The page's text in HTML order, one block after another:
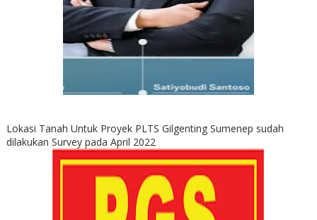
Lokasi Tanah Untuk Proyek PLTS Gilgenting Sumenep sudah
dilakukan Survey pada April 2022